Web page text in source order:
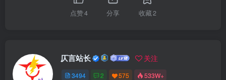
点赞4 分享 收藏2
仄言站长 关注
3494 2 575 533W+